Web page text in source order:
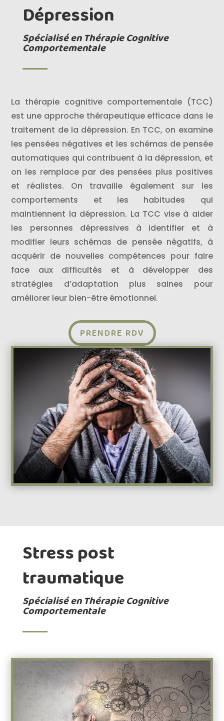
Dépression
Spécialisé en Thérapie Cognitive
Comportementale
La thérapie cognitive comportementale (TCC)
est une approche thérapeutique efficace dans le
traitement de la dépression. En TCC, on examine
les pensées négatives et les schémas de pensée
automatiques qui contribuent à la dépression, et
on les remplace par des pensées plus positives
et réalistes. On travaille également sur les
comportements et les habitudes qui
maintiennent la dépression. La TCC vise à aider
les personnes dépressives à identifier et à
modifier leurs schémas de pensée négatifs, à
acquérir de nouvelles compétences pour faire
face aux difficultés et à développer des
stratégies d’adaptation plus saines pour
améliorer leur bien-être émotionnel.
PRENDRE RDV
Stress post
traumatique
Spécialisé en Thérapie Cognitive
Comportementale